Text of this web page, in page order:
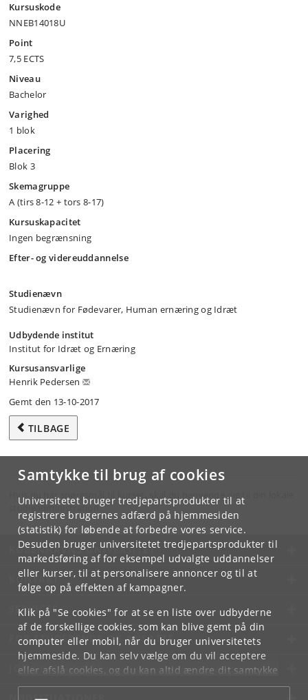
Samtykke til brug af cookies
Universitetet bruger tredjepartsprodukter til at
registrere brugernes adfærd på hjemmesiden
(statistik) for løbende at forbedre vores service.
Desuden bruger universitetet tredjepartsprodukter til
markedsføring af for eksempel udvalgte uddannelser
eller kurser, til at personalisere annoncer og til at
følge op på effekten af kampagner.
Klik på "Se cookies" for at se en liste over udbyderne
af de forskellige cookies, som kan blive gemt på din
computer eller mobil, når du bruger universitetets
hjemmeside. Du kan selv vælge om du vil acceptere
eller afslå cookies, og du kan altid ændre dit samtykke
underCookie- og privatlivspolitiksom du finder i
Kursuskode
NNEB14018U
Point
7,5 ECTS
Niveau
Bachelor
Varighed
1 blok
Placering
Blok 3
Skemagruppe
A (tirs 8-12 + tors 8-17)
Kursuskapacitet
Ingen begrænsning
Efter- og videreuddannelse
Studienævn
Studienævn for Fødevarer, Human ernæring og Idræt
Udbydende institut
Institut for Idræt og Ernæring
Kursusansvarlige
Henrik Pedersen
Gemt den 13-10-2017
TILBAGE
Hvis du har spørgsmål til kurset, skal du henvende dig til din lokale
studieadministration.
KØBENHAVNS UNIVERSITET
KONTAKT
SERVICES
FOR STUDERENDE OG ANSATTE
JOB OG KARRIERE